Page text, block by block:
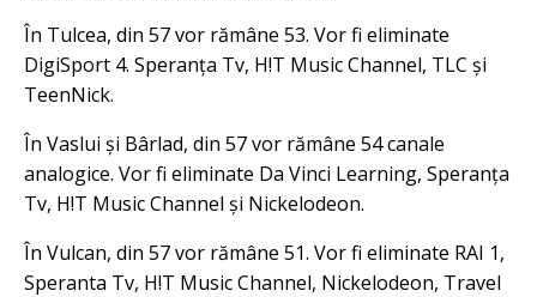
În Tulcea, din 57 vor rămâne 53. Vor fi eliminate
DigiSport 4. Speranța Tv, H!T Music Channel, TLC și
TeenNick.
În Vaslui și Bârlad, din 57 vor rămâne 54 canale
analogice. Vor fi eliminate Da Vinci Learning, Speranța
Tv, H!T Music Channel și Nickelodeon.
În Vulcan, din 57 vor rămâne 51. Vor fi eliminate RAI 1,
Speranta Tv, H!T Music Channel, Nickelodeon, Travel